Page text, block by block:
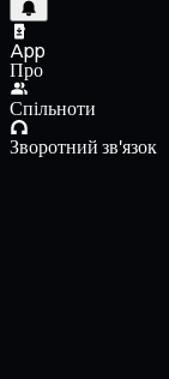
App
Про
Спільноти
Зворотний зв'язок